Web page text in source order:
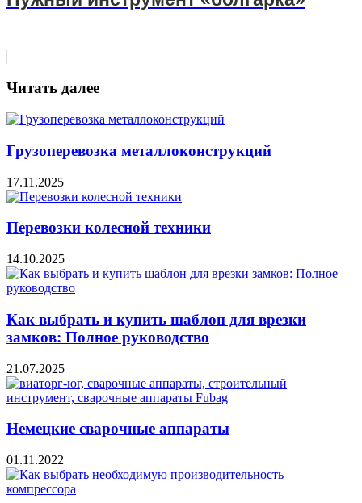
Читать далее
Грузоперевозка металлоконструкций
17.11.2025
Перевозки колесной техники
14.10.2025
Как выбрать и купить шаблон для врезки
замков: Полное руководство
21.07.2025
Немецкие сварочные аппараты
01.11.2022